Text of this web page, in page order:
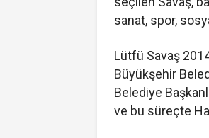
sanat, spor,
Lütfü Savaş
Büyükşehir
Belediye
ve bu süreçte